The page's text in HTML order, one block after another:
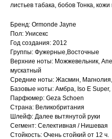
листьев табака, бобов Тонка, кожи
Бренд: Ormonde Jayne
Пол: Унисекс
Год создания: 2012
Группы: Фужерные,Восточные
Верхние ноты: Можжевельник,
мускатный
Средние ноты: Жасмин,
Базовые ноты: Амбра, Iso E Super,
Парфюмер: Geza Schoen
Страна: Великобритания
Шлейф: Далее вытянутой руки
Сегмент: Селективная / Нишевая
Стойкость: Очень стойкий от 12 ч.